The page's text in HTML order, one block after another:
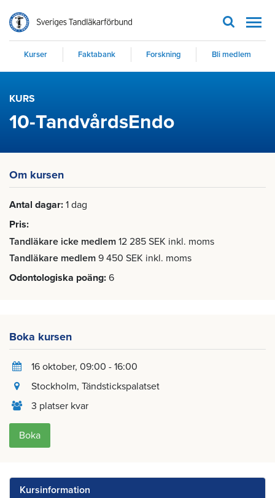
Kurser Faktabank Forskning Bli medlem
KURS
10-TandvårdsEndo
Om kursen
Antal dagar 1 dag
Pris
Tandläkare icke medlem 12 285 SEK inkl. moms
Tandläkare medlem 9 450 SEK inkl. moms
Odontologiska poäng 6
Boka kursen
16 oktober, 09:00 - 16:00
Stockholm, Tändstickspalatset
3 platser kvar
Boka
Kursinformation